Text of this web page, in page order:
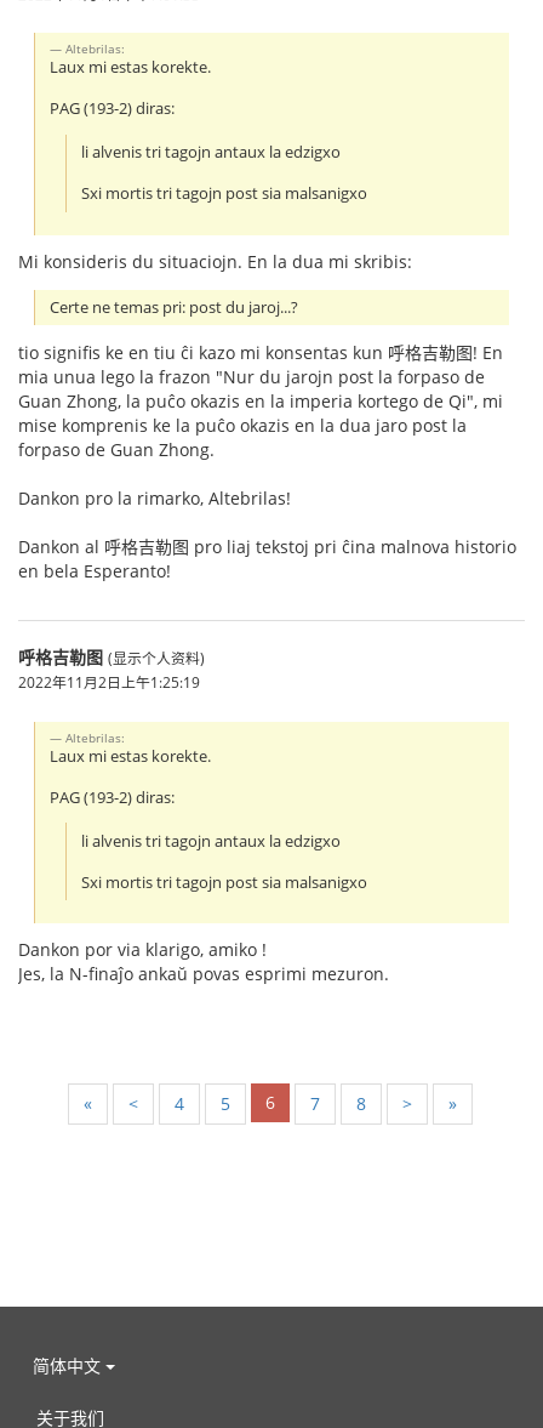
Altebrilas:
Laux mi estas korekte.
PAG (193-2) diras:
li alvenis tri tagojn antaux la edzigxo
Sxi mortis tri tagojn post sia malsanigxo
Mi konsideris du situaciojn. En la dua mi skribis:
Certe ne temas pri: post du jaroj...?
tio signifis ke en tiu ĉi kazo mi konsentas kun 呼格吉勒图! En
mia unua lego la frazon "Nur du jarojn post la forpaso de
Guan Zhong, la puĉo okazis en la imperia kortego de Qi", mi
mise komprenis ke la puĉo okazis en la dua jaro post la
forpaso de Guan Zhong.
Dankon pro la rimarko, Altebrilas!
Dankon al 呼格吉勒图 pro liaj tekstoj pri ĉina malnova historio
en bela Esperanto!
呼格吉勒图 (显示个人资料)
2022年11月2日上午1:25:19
Altebrilas:
Laux mi estas korekte.
PAG (193-2) diras:
li alvenis tri tagojn antaux la edzigxo
Sxi mortis tri tagojn post sia malsanigxo
Dankon por via klarigo, amiko !
Jes, la N-finaĵo ankaŭ povas esprimi mezuron.
« < 4 5 6 7 8 > »
简体中文
关于我们